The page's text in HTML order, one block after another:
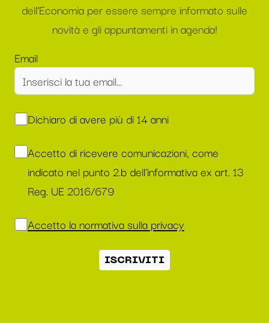
dell’Economia per essere sempre informato sulle
novità e gli appuntamenti in agenda!
Email
Dichiaro di avere più di 14 anni
Accetto di ricevere comunicazioni, come
indicato nel punto 2.b dell'informativa ex art. 13
Reg. UE 2016/679
Accetto la normativa sulla privacy
ISCRIVITI